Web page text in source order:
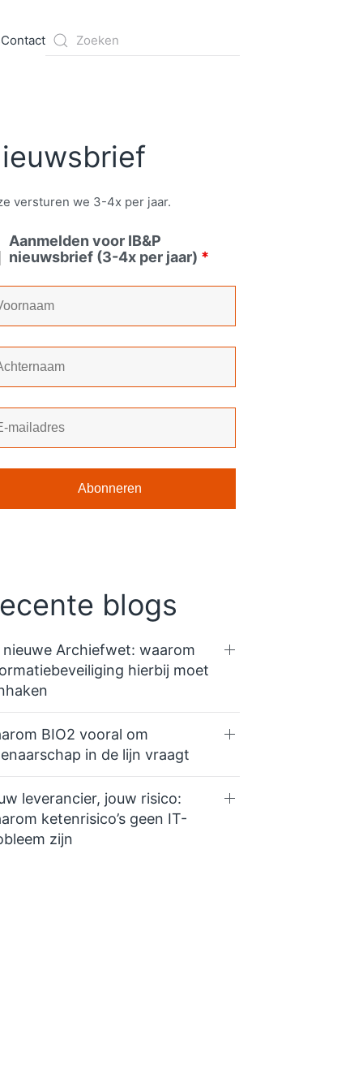
Contact
versturen we 3-4x per jaar.
Aanmelden voor IB&P
nieuwsbrief (3-4x per jaar) *
blogs
nieuwe Archiefwet: waarom
hierbij moet
BIO2 vooral om
in de lijn vraagt
leverancier, jouw risico:
ketenrisico’s geen IT-
zijn